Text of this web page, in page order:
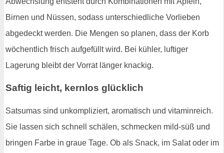
Birnen und Nüssen, sodass unterschiedliche Vorlieben
abgedeckt werden. Die Mengen so planen, dass der Korb
wöchentlich frisch aufgefüllt wird. Bei kühler, luftiger
Lagerung bleibt der Vorrat länger knackig.
Saftig leicht, kernlos glücklich
Satsumas sind unkompliziert, aromatisch und vitaminreich.
Sie lassen sich schnell schälen, schmecken mild-süß und
bringen Farbe in graue Tage. Ob als Snack, im Salat oder im